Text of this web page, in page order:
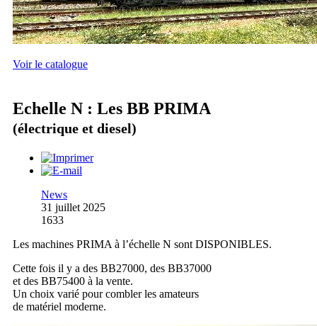
Voir le catalogue
Echelle N : Les BB PRIMA
(électrique et diesel)
News
31 juillet 2025
1633
Les machines PRIMA à l’échelle N sont DISPONIBLES.
Cette fois il y a des BB27000, des BB37000
et des BB75400 à la vente.
Un choix varié pour combler les amateurs
de matériel moderne.